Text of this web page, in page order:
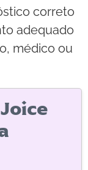
correto
adequado
médico ou